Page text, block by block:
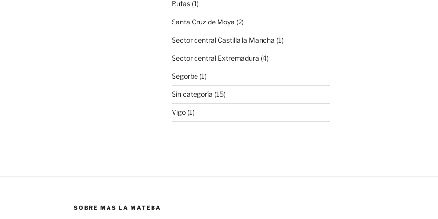
Rutas(1)
Santa Cruz de Moya (2)
Sector central Castilla la Mancha (1)
Sector central Extremadura (4)
Segorbe(1)
Sin categoría (15)
Vigo(1)
SOBRE MAS LA MATEBA